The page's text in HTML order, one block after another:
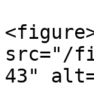
src="/
43"